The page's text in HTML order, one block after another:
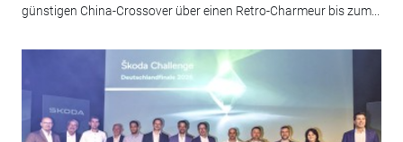
günstigen China-Crossover über einen Retro-Charmeur bis zum...